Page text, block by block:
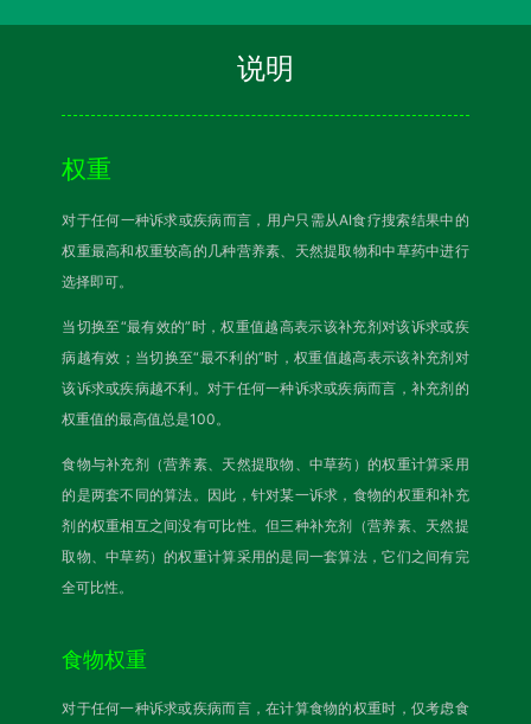
说明
权重
对于任何一种诉求或疾病而言，用户只需从AI食疗搜索结果中的
权重最高和权重较高的几种营养素、天然提取物和中草药中进行
选择即可。
当切换至“最有效的”时，权重值越高表示该补充剂对该诉求或疾
病越有效；当切换至“最不利的”时，权重值越高表示该补充剂对
该诉求或疾病越不利。对于任何一种诉求或疾病而言，补充剂的
权重值的最高值总是100。
食物与补充剂（营养素、天然提取物、中草药）的权重计算采用
的是两套不同的算法。因此，针对某一诉求，食物的权重和补充
剂的权重相互之间没有可比性。但三种补充剂（营养素、天然提
取物、中草药）的权重计算采用的是同一套算法，它们之间有完
全可比性。
食物权重
对于任何一种诉求或疾病而言，在计算食物的权重时，仅考虑食